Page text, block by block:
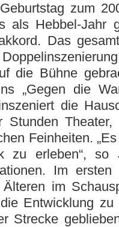
zum
als Hebbel-Jahr
Das
die Bühne
„Gegen die
die
Stunden
Feinheiten.
zu erleben“, so
Im
im
Entwicklung
Strecke